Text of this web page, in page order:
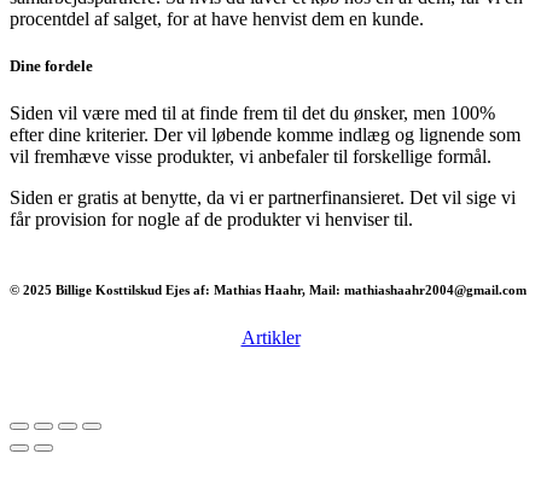
procentdel af salget, for at have henvist dem en kunde.
Dine fordele
Siden vil være med til at finde frem til det du ønsker, men 100%
efter dine kriterier. Der vil løbende komme indlæg og lignende som
vil fremhæve visse produkter, vi anbefaler til forskellige formål.
Siden er gratis at benytte, da vi er partnerfinansieret. Det vil sige vi
får provision for nogle af de produkter vi henviser til.
© 2025 Billige Kosttilskud Ejes af: Mathias Haahr, Mail: mathiashaahr2004@gmail.com
Artikler